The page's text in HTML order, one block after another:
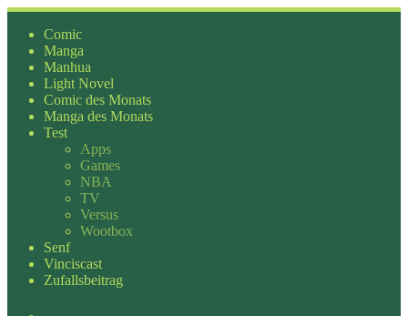
Zum
Inhalt
springen
Comic
Manga
Manhua
Light Novel
Comic des Monats
Manga des Monats
Test
Apps
Games
NBA
TV
Versus
Wootbox
Senf
Vinciscast
Zufallsbeitrag